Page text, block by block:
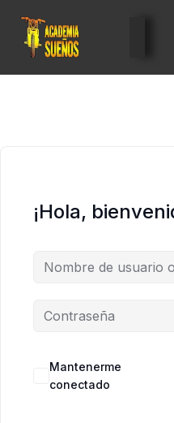
¡Hola,
Mantenerme
conectado